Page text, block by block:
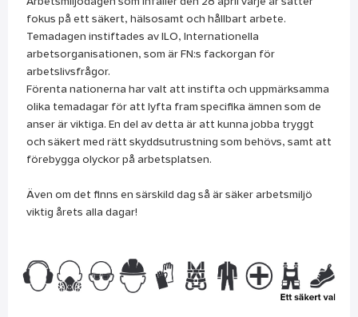
Arbetsmiljödagen som infaller den 28 april varje år sätter
fokus på ett säkert, hälsosamt och hållbart arbete.
Temadagen instiftades av ILO, Internationella
arbetsorganisationen, som är FN:s fackorgan för
arbetslivsfrågor.
Förenta nationerna har valt att instifta och uppmärksamma
olika temadagar för att lyfta fram specifika ämnen som de
anser är viktiga. En del av detta är att kunna jobba tryggt
och säkert med rätt skyddsutrustning som behövs, samt att
förebygga olyckor på arbetsplatsen.
Även om det finns en särskild dag så är säker arbetsmiljö
viktig årets alla dagar!